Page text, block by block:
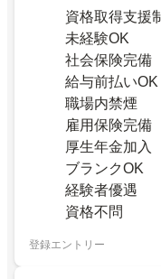
資格取得支援
未経験OK
社会保険完備
給与前払いOK
職場内禁煙
雇用保険完備
厚生年金加入
ブランクOK
経験者優遇
資格不問
登録エントリー